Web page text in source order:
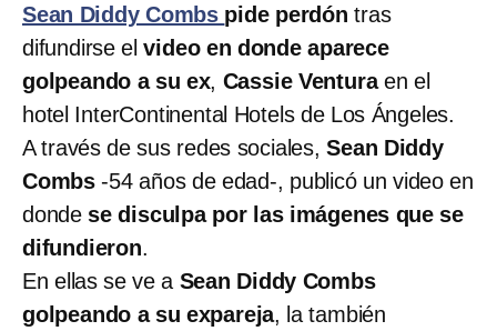
Sean Diddy Combs pide perdón tras
difundirse elvideo en donde aparece
golpeando a su ex, Cassie Venturaen el
hotel InterContinental Hotels de Los Ángeles.
A través de sus redes sociales, Sean Diddy
Combs -54 años de edad-, publicó un video en
donde se disculpa por las imágenes que se
difundieron.
En ellas se ve a Sean Diddy Combs
golpeando a su expareja, la también